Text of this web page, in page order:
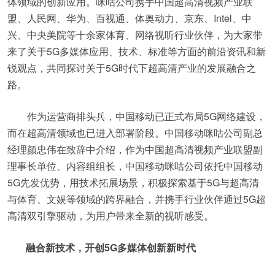
盟、人民网、华为、百视通、体奥动力、京东、Intel、中
兴、中央美院等十余家体育、网络视听行业伙伴，为大家带
来了关于5G多媒体应用、技术、标准等方面的前沿资讯和新
锐观点，共同探讨关于5G时代下超高清产业的发展融合之
路。
作为运营商排头兵，中国移动已正式布局5G网络建设，
而在超高清领域也已进入部署阶段。中国移动咪咕公司副总
经理颜忠伟在致辞中介绍，作为中国超高清视频产业联盟副
理事长单位、内容组组长，中国移动咪咕公司依托中国移动
5G先发优势，用技术拓展场景，积极探索基于5G与超高清
与体育、文娱等领域的跨界融合，并携手行业伙伴通过5G超
高清双引擎驱动，为用户带来全新的视听感受。
融合新技术，开创5G多媒体创新新时代